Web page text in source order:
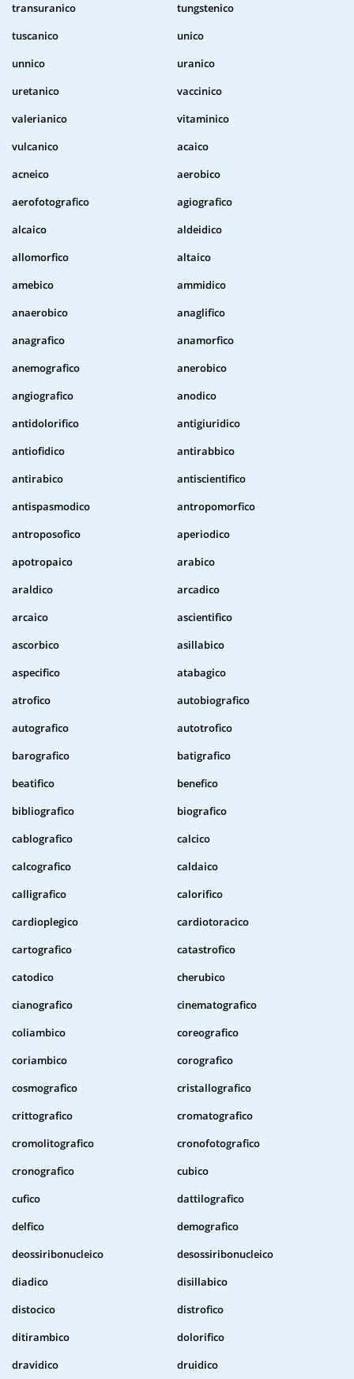
transuranico
tungstenico
tuscanico
unico
unnico
uranico
uretanico
vaccinico
valerianico
vitaminico
vulcanico
acaico
acneico
aerobico
aerofotografico
agiografico
alcaico
aldeidico
allomorfico
altaico
amebico
ammidico
anaerobico
anaglifico
anagrafico
anamorfico
anemografico
anerobico
angiografico
anodico
antidolorifico
antigiuridico
antiofidico
antirabbico
antirabico
antiscientifico
antispasmodico
antropomorfico
antroposofico
aperiodico
apotropaico
arabico
araldico
arcadico
arcaico
ascientifico
ascorbico
asillabico
aspecifico
atabagico
atrofico
autobiografico
autografico
autotrofico
barografico
batigrafico
beatifico
benefico
bibliografico
biografico
cablografico
calcico
calcografico
caldaico
calligrafico
calorifico
cardioplegico
cardiotoracico
cartografico
catastrofico
catodico
cherubico
cianografico
cinematografico
coliambico
coreografico
coriambico
corografico
cosmografico
cristallografico
crittografico
cromatografico
cromolitografico
cronofotografico
cronografico
cubico
cufico
dattilografico
delfico
demografico
deossiribonucleico
desossiribonucleico
diadico
disillabico
distocico
distrofico
ditirambico
dolorifico
dravidico
druidico